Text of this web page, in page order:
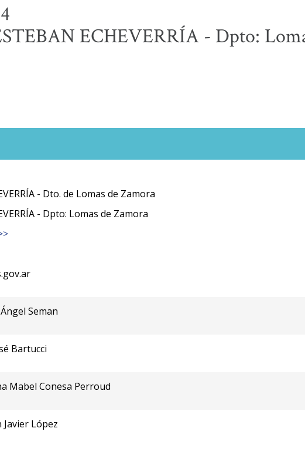
ECHEVERRÍA - Dpto:
- Dto. de Lomas de Zamora
- Dpto: Lomas de Zamora
Seman
Bartucci
Mabel Conesa Perroud
Javier López